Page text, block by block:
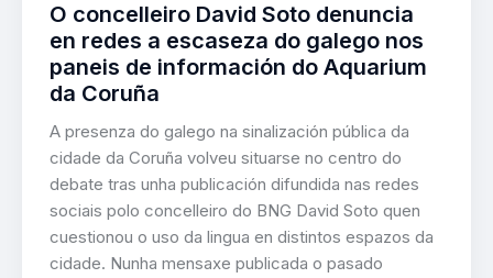
O concelleiro David Soto denuncia
en redes a escaseza do galego nos
paneis de información do Aquarium
da Coruña
A presenza do galego na sinalización pública da
cidade da Coruña volveu situarse no centro do
debate tras unha publicación difundida nas redes
sociais polo concelleiro do BNG David Soto quen
cuestionou o uso da lingua en distintos espazos da
cidade. Nunha mensaxe publicada o pasado